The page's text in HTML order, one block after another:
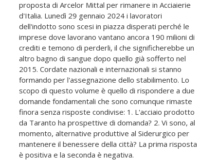
proposta di Arcelor Mittal per rimanere in Acciaierie
d'Italia. Lunedì 29 gennaio 2024 i lavoratori
dell'indotto sono scesi in piazza disperati perché le
imprese dove lavorano vantano ancora 190 milioni di
crediti e temono di perderli, il che significherebbe un
altro bagno di sangue dopo quello già sofferto nel
2015. Cordate nazionali e internazionali si stanno
formando per l'assegnazione dello stabilimento. Lo
scopo di questo volume è quello di rispondere a due
domande fondamentali che sono comunque rimaste
finora senza risposte condivise: 1. L'acciaio prodotto
da Taranto ha prospettive di domanda? 2. Vi sono, al
momento, alternative produttive al Siderurgico per
mantenere il benessere della città? La prima risposta
è positiva e la seconda è negativa.